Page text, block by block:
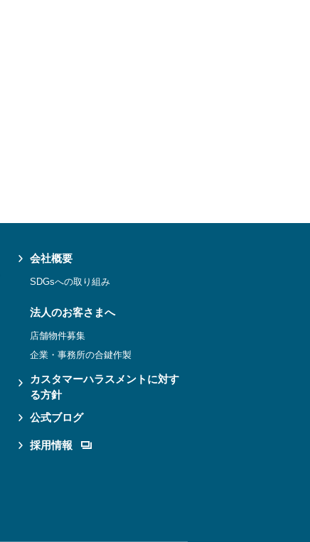
会社概要
SDGsへの取り組み
法人のお客さまへ
店舗物件募集
企業・事務所の合鍵作製
カスタマーハラスメントに対す
る方針
公式ブログ
採用情報